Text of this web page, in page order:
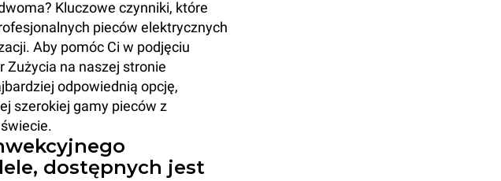
Kluczowe czynniki, które
pieców elektrycznych
Aby pomóc Ci w podjęciu
Zużycia na naszej stronie
odpowiednią opcję,
szerokiej gamy pieców z
dostępnych jest